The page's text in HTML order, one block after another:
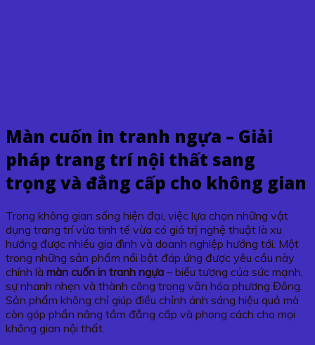
Màn cuốn in tranh ngựa – Giải
pháp trang trí nội thất sang
trọng và đẳng cấp cho không gian
Trong không gian sống hiện đại, việc lựa chọn những vật
dụng trang trí vừa tinh tế vừa có giá trị nghệ thuật là xu
hướng được nhiều gia đình và doanh nghiệp hướng tới. Một
trong những sản phẩm nổi bật đáp ứng được yêu cầu này
chính là màn cuốn in tranh ngựa – biểu tượng của sức mạnh,
sự nhanh nhẹn và thành công trong văn hóa phương Đông.
Sản phẩm không chỉ giúp điều chỉnh ánh sáng hiệu quả mà
còn góp phần nâng tầm đẳng cấp và phong cách cho mọi
không gian nội thất.